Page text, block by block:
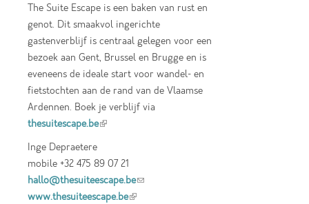
The Suite Escape is een baken van rust en
genot. Dit smaakvol ingerichte
gastenverblijf is centraal gelegen voor een
bezoek aan Gent, Brussel en Brugge en is
eveneens de ideale start voor wandel- en
fietstochten aan de rand van de Vlaamse
Ardennen. Boek je verblijf via
thesuitescape.be(link is external)
Inge Depraetere
mobile +32 475 89 07 21
hallo@thesuiteescape.be(link sends e-mail)
www.thesuiteescape.be(link is external)